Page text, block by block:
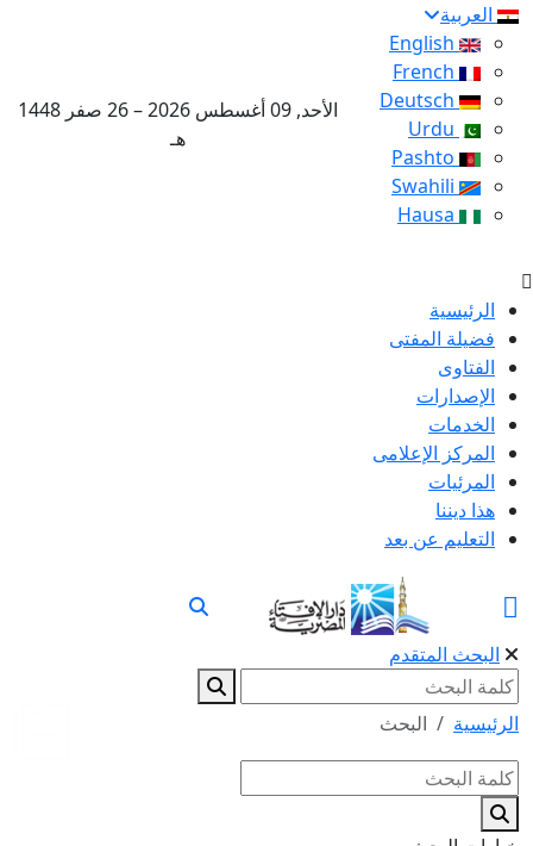
العربية
الأحد, 09 أغسطس 2026 – 26 صفر 1448
هـ
الرئيسية
فضيلة المفتى
الفتاوى
الإصدارات
الخدمات
المركز الإعلامى
المرئيات
هذا ديننا
التعليم عن بعد
البحث المتقدم
الرئيسية البحث